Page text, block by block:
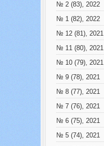
№ 2 (83), 2022
№ 1 (82), 2022
№ 12 (81), 2021
№ 11 (80), 2021
№ 10 (79), 2021
№ 9 (78), 2021
№ 8 (77), 2021
№ 7 (76), 2021
№ 6 (75), 2021
№ 5 (74), 2021